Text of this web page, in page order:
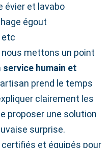
évier et lavabo
égout
etc
mettons un point
service humain et
prend le temps
clairement les
proposer une solution
surprise.
et équipés pour